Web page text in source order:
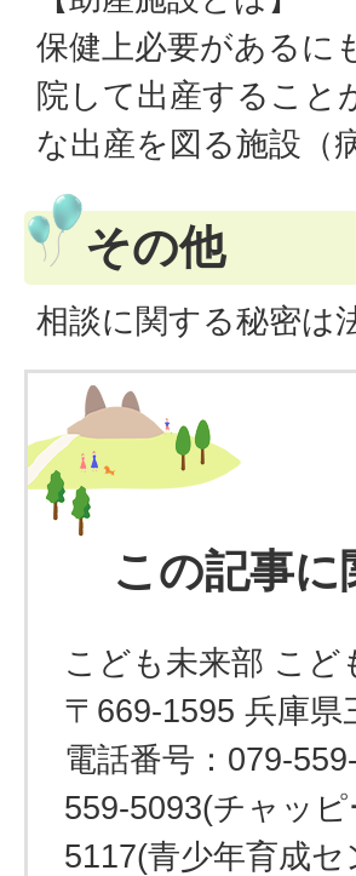
保健上必要があるに
院して出産すること
な出産を図る施設（
その他
相談に関する秘密は
この記事
こども未来部 こど
〒669-1595 兵庫
電話番号：079-
559-5093(チャッ
5117(青少年育成セ